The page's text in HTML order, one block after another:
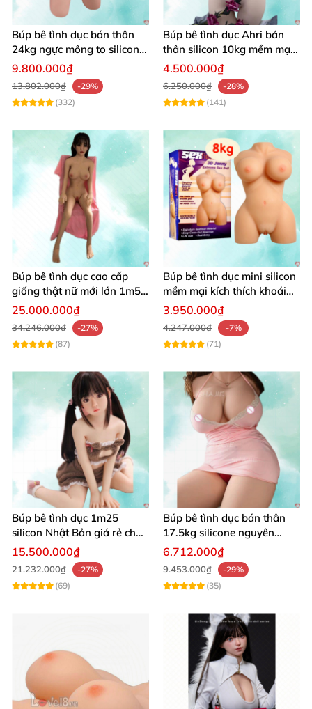
thân
Toysheart Lisa We
tại shop
baocaosuhp
—Video giới thiệu sản phẩm búp bê tình
dục bán thân Toysheart Lisa We
2.Ảnh giới thiệu sản phẩm búp bê tình dục
bán thân Toysheart Lisa We
Búp bê tình dục bán thân
24kg ngực mông to silicon y
tế siêu thật
9.800.000₫
13.802.000₫
-29%
(332)
Búp bê tình dục Ahri bán
thân silicon 10kg mềm mại
giá rẻ
4.500.000₫
6.250.000₫
-28%
(141)
Búp bê tình dục cao cấp
giống thật nữ mới lớn 1m50
silicon
25.000.000₫
34.246.000₫
-27%
(87)
Búp bê tình dục mini silicon
mềm mại kích thích khoái
cảm cực đỉnh
3.950.000₫
4.247.000₫
-7%
(71)
Búp bê tình dục 1m25
silicon Nhật Bản giá rẻ chất
lượng cao
15.500.000₫
21.232.000₫
-27%
(69)
Búp bê tình dục bán thân
17.5kg silicone nguyên
khối, mềm mại, giống thật,
chất lượng cao
6.712.000₫
9.453.000₫
-29%
(35)